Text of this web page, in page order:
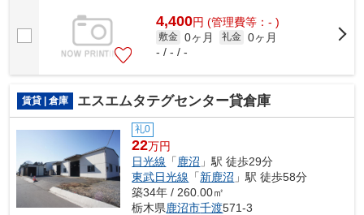
4,400円 (管理費等：- )
敷金 0ヶ月 礼金 0ヶ月
- / - / -
賃貸 | 倉庫 エスエムタテグセンター貸倉庫
礼0
22万円
日光線 「 鹿沼 」駅 徒歩29分
東武日光線 「新鹿沼 」駅 徒歩58分
築34年 / 260.00㎡
栃木県鹿沼市千渡571-3